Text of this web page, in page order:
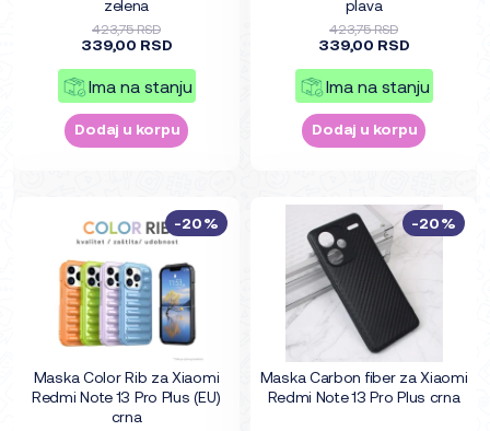
zelena
423,75 RSD
339,00 RSD
Ima na stanju
Dodaj u korpu
plava
423,75 RSD
339,00 RSD
Ima na stanju
Dodaj u korpu
Maska Color Rib za Xiaomi
Redmi Note 13 Pro Plus (EU)
crna
-20%
Maska Carbon fiber za Xiaomi
Redmi Note 13 Pro Plus crna
-20%